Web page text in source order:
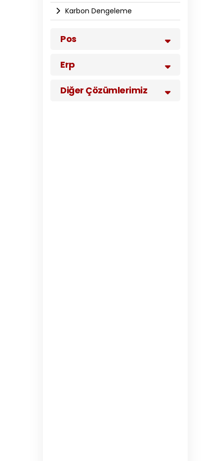
Karbon Dengeleme
Pos
Erp
Diğer Çözümlerimiz